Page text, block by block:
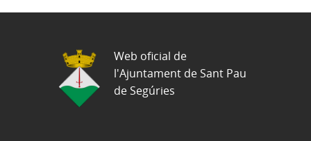
Web oficial de
l'Ajuntament de Sant Pau
de Segúries